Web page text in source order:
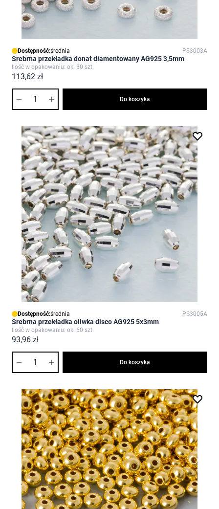
Dostępność:średnia PS3003A
Srebrna przekładka donat diamentowany AG925 3,5mm
Ilość w opakowaniu: ok. 80 szt.
113,62 zł
Do koszyka
Dostępność:średnia PS3005A
Srebrna przekładka oliwka disco AG925 5x3mm
Ilość w opakowaniu: ok. 60 szt.
93,96 zł
Do koszyka